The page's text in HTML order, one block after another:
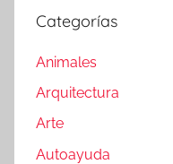
Categorías
Animales
Arquitectura
Arte
Autoayuda